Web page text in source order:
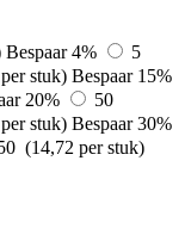
Bespaar 4%
5
stuk) Bespaar 15%
20%
50
stuk) Bespaar 30%
(14,72 per stuk)